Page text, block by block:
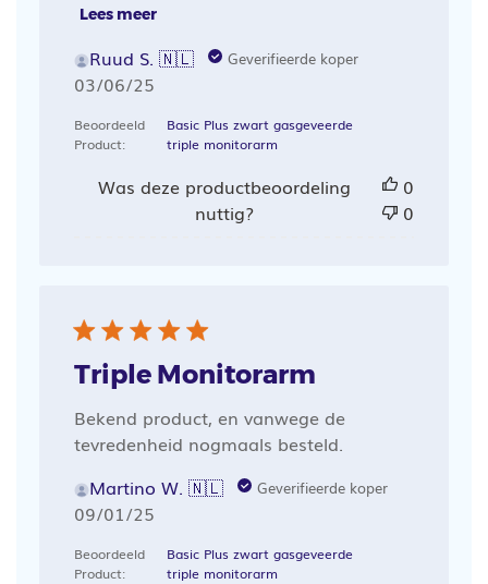
Lees meer
Ruud S. 🇳🇱 Geverifieerde koper
Publicatiedatum
03/06/25
Beoordeeld
Product:
Basic Plus zwart gasgeveerde
triple monitorarm
Was deze productbeoordeling
nuttig?
0
0
Triple Monitorarm
Bekend product, en vanwege de
tevredenheid nogmaals besteld.
Martino W. 🇳🇱
Geverifieerde koper
Publicatiedatum
09/01/25
Beoordeeld
Product:
Basic Plus zwart gasgeveerde
triple monitorarm